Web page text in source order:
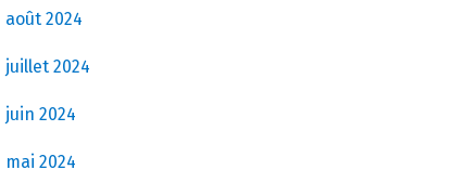
août 2024
juillet 2024
juin 2024
mai 2024